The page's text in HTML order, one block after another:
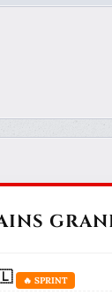
🔥 SPRINT